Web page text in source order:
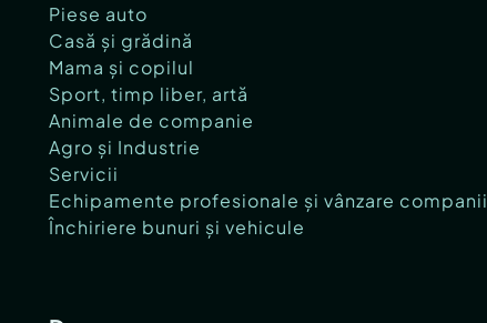
Piese auto
Casă și grădină
Mama și copilul
Sport, timp liber, artă
Animale de companie
Agro și Industrie
Servicii
Echipamente profesionale și vânzare companii
Închiriere bunuri și vehicule